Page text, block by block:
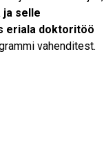
selle
eriala doktoritöö
vahenditest.